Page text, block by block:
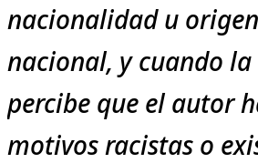
nacionalidad u
nacional, y cuando
percibe que el autor
motivos racistas o